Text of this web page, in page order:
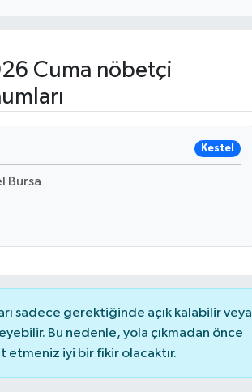
Cuma nöbetçi
Kestel
Bursa
sadece gerektiğinde açık kalabilir veya
Bu nedenle, yola çıkmadan önce
etmeniz iyi bir fikir olacaktır.